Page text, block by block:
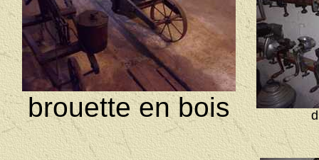
brouette en bois